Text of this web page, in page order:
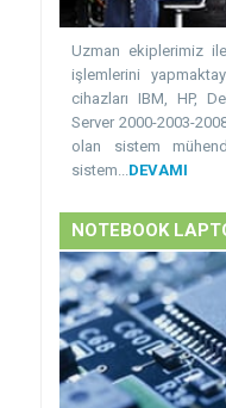
Uzman ekiplerimiz
işlemlerini
cihazları IBM, HP,
Server 2000-2003-
olan sistem
sistem... DEVAMI
NOTEBOOK